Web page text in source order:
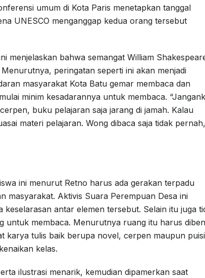
umum di Kota Paris menetapkan tanggal
UNESCO menganggap kedua orang tersebut
menjelaskan bahwa semangat William
peringatan seperti ini akan menjadi
masyarakat Kota Batu gemar membaca dan
minim kesadarannya untuk membaca.
buku pelajaran saja jarang di jamah. Kalau
materi pelajaran. Wong dibaca saja tidak
ini menurut Retno harus ada gerakan terpadu
masyarakat. Aktivis Suara Perempuan Desa ini
keselarasan antar elemen tersebut. Selain itu juga
untuk membaca. Menurutnya ruang itu harus
karya tulis baik berupa novel, cerpen maupun puisi
kelas.
ilustrasi menarik, kemudian dipamerkan saat